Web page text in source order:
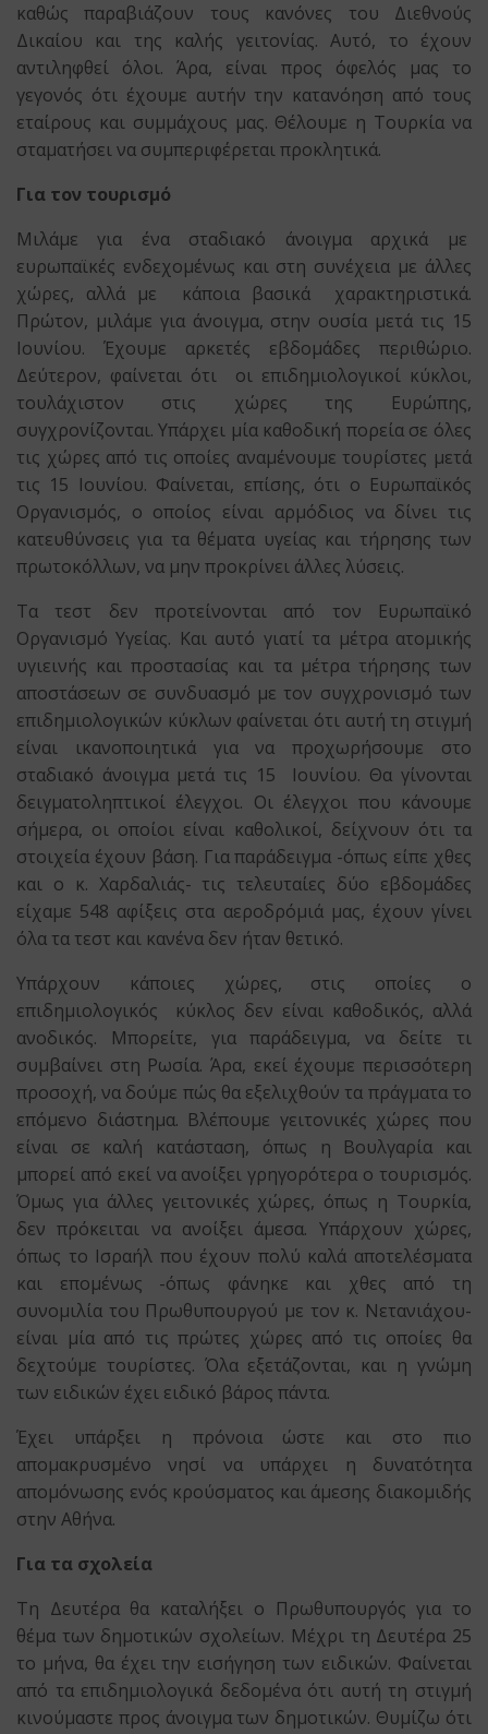
καθώς παραβιάζουν τους κανόνες του Διεθνούς
Δικαίου και της καλής γειτονίας. Αυτό, το έχουν
αντιληφθεί όλοι. Άρα, είναι προς όφελός μας το
γεγονός ότι έχουμε αυτήν την κατανόηση από τους
εταίρους και συμμάχους μας. Θέλουμε η Τουρκία να
σταματήσει να συμπεριφέρεται προκλητικά.
Για τον τουρισμό
Μιλάμε για ένα σταδιακό άνοιγμα αρχικά με
ευρωπαϊκές ενδεχομένως και στη συνέχεια με άλλες
χώρες, αλλά με κάποια βασικά χαρακτηριστικά.
Πρώτον, μιλάμε για άνοιγμα, στην ουσία μετά τις 15
Ιουνίου. Έχουμε αρκετές εβδομάδες περιθώριο.
Δεύτερον, φαίνεται ότι οι επιδημιολογικοί κύκλοι,
τουλάχιστον στις χώρες της Ευρώπης,
συγχρονίζονται. Υπάρχει μία καθοδική πορεία σε όλες
τις χώρες από τις οποίες αναμένουμε τουρίστες μετά
τις 15 Ιουνίου. Φαίνεται, επίσης, ότι ο Ευρωπαϊκός
Οργανισμός, ο οποίος είναι αρμόδιος να δίνει τις
κατευθύνσεις για τα θέματα υγείας και τήρησης των
πρωτοκόλλων, να μην προκρίνει άλλες λύσεις.
Τα τεστ δεν προτείνονται από τον Ευρωπαϊκό
Οργανισμό Υγείας. Και αυτό γιατί τα μέτρα ατομικής
υγιεινής και προστασίας και τα μέτρα τήρησης των
αποστάσεων σε συνδυασμό με τον συγχρονισμό των
επιδημιολογικών κύκλων φαίνεται ότι αυτή τη στιγμή
είναι ικανοποιητικά για να προχωρήσουμε στο
σταδιακό άνοιγμα μετά τις 15 Ιουνίου. Θα γίνονται
δειγματοληπτικοί έλεγχοι. Οι έλεγχοι που κάνουμε
σήμερα, οι οποίοι είναι καθολικοί, δείχνουν ότι τα
στοιχεία έχουν βάση. Για παράδειγμα -όπως είπε χθες
και ο κ. Χαρδαλιάς- τις τελευταίες δύο εβδομάδες
είχαμε 548 αφίξεις στα αεροδρόμιά μας, έχουν γίνει
όλα τα τεστ και κανένα δεν ήταν θετικό.
Υπάρχουν κάποιες χώρες, στις οποίες ο
επιδημιολογικός κύκλος δεν είναι καθοδικός, αλλά
ανοδικός. Μπορείτε, για παράδειγμα, να δείτε τι
συμβαίνει στη Ρωσία. Άρα, εκεί έχουμε περισσότερη
προσοχή, να δούμε πώς θα εξελιχθούν τα πράγματα το
επόμενο διάστημα. Βλέπουμε γειτονικές χώρες που
είναι σε καλή κατάσταση, όπως η Βουλγαρία και
μπορεί από εκεί να ανοίξει γρηγορότερα ο τουρισμός.
Όμως για άλλες γειτονικές χώρες, όπως η Τουρκία,
δεν πρόκειται να ανοίξει άμεσα. Υπάρχουν χώρες,
όπως το Ισραήλ που έχουν πολύ καλά αποτελέσματα
και επομένως -όπως φάνηκε και χθες από τη
συνομιλία του Πρωθυπουργού με τον κ. Νετανιάχου-
είναι μία από τις πρώτες χώρες από τις οποίες θα
δεχτούμε τουρίστες. Όλα εξετάζονται, και η γνώμη
των ειδικών έχει ειδικό βάρος πάντα.
Έχει υπάρξει η πρόνοια ώστε και στο πιο
απομακρυσμένο νησί να υπάρχει η δυνατότητα
απομόνωσης ενός κρούσματος και άμεσης διακομιδής
στην Αθήνα.
Για τα σχολεία
Τη Δευτέρα θα καταλήξει ο Πρωθυπουργός για το
θέμα των δημοτικών σχολείων. Μέχρι τη Δευτέρα 25
το μήνα, θα έχει την εισήγηση των ειδικών. Φαίνεται
από τα επιδημιολογικά δεδομένα ότι αυτή τη στιγμή
κινούμαστε προς άνοιγμα των δημοτικών. Θυμίζω ότι